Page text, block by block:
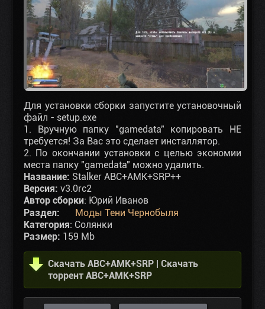
Для установки сборки запустите установочный
файл - setup.exe
1. Вручную папку "gamedata" копировать НЕ
требуется! За Вас это сделает инсталлятор.
2. По окончании установки с целью экономии
места папку "gamedata" можно удалить.
Название: Stalker ABC+AMK+SRP++
Версия: v3.0rc2
Автор сборки: Юрий Иванов
Раздел:
Моды Тени Чернобыля
Категория: Солянки
Размер: 159 Mb
Скачать ABC+AMK+SRP | Скачать
торрент ABC+AMK+SRP